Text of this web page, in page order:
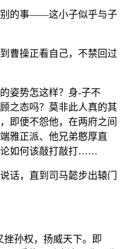
别的事——这小子似乎与子
曹操正看自己，不禁回过
姿势怎这样？身-子不
之态吗？莫非此人真的其
即便不怨他，在两府之间
雅正派、他兄弟憨厚直
论如何该敲打敲打……
话，直到司马懿步出辕门
挫孙权，扬威天下。即